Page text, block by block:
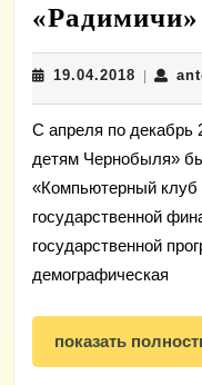
«Радимичи»
19.04.2018 |
С апреля по
детям Чернобыля»
«Компьютерный клуб
государственной
государственной
демографическая
показать